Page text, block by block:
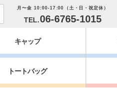
月〜金 10:00-17:00（土・日・祝定休）
06-6765-1015
キャップ
トートバッグ